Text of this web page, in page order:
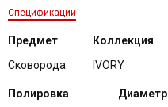
Спецификации
Предмет
Сковорода
Коллекция
IVORY
Полировка
Диаметр